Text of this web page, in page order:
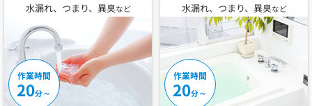
水漏れ、つまり、異臭など
作業時間
20分～
水漏れ、つまり、異臭など
作業時間
20分～